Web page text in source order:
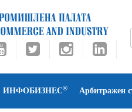
ИНФОБИЗНЕС® Арбитражен